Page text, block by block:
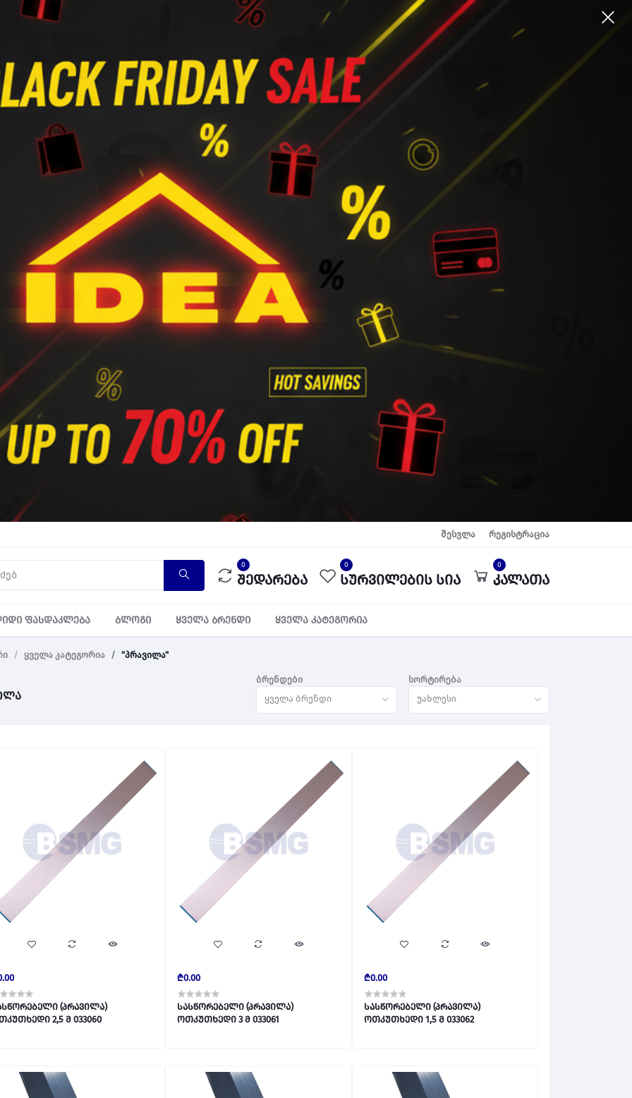
შესვლა რეგისტრაცია
0
შედარება
0
სურვილების სია
0
კალათა
ფასდაკლება ბლოგი ყველა ბრენდი ყველა კატეგორია
ყველა კატეგორია "პრავილა"
ბრენდები
ყველა ბრენდი
სორტირება
უახლესი
(პრავილა)
ოთკუთხედი 2,5 მ 033060
₾0.00
სასწორებელი (პრავილა)
ოთკუთხედი 3 მ 033061
₾0.00
სასწორებელი (პრავილა)
ოთკუთხედი 1,5 მ 033062